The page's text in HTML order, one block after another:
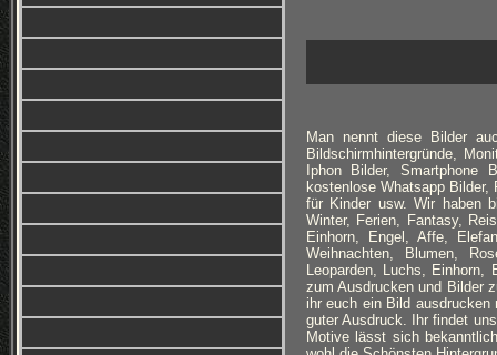
Man nennt diese Bilder
Bildschirmhintergründe,
Iphon Bilder, Smartphone
kostenlose Whatsapp
für Kinder usw. Wir haben
Winter, Ferien, Fantasy,
Einhorn, Engel, Affe,
Weihnachten, Blumen,
Leoparden, Luchs,
zum Ausdrucken und Bilder
ihr euch ein Bild
guter Ausdruck. Ihr findet
Motive lässt sich